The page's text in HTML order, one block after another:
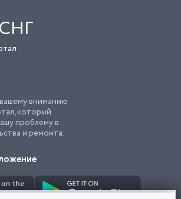
вниманию
который
проблему в
и ремонта.